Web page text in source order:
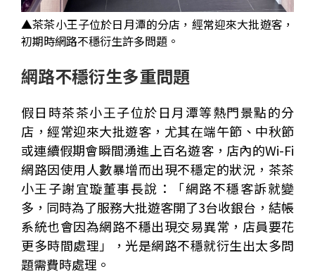
▲茶茶小王子位於日月潭的分店，經常迎來大批遊客，
初期時網路不穩衍生許多問題。
網路不穩衍生多重問題
假日時茶茶小王子位於日月潭等熱門景點的分
店，經常迎來大批遊客，尤其在端午節、中秋節
或連續假期會瞬間湧進上百名遊客，店內的Wi-Fi
網路因使用人數暴增而出現不穩定的狀況，茶茶
小王子謝宜璇董事長說：「網路不穩客訴就變
多，同時為了服務大批遊客開了3台收銀台，結帳
系統也會因為網路不穩出現交易異常，店員要花
更多時間處理」，光是網路不穩就衍生出太多問
題需費時處理。